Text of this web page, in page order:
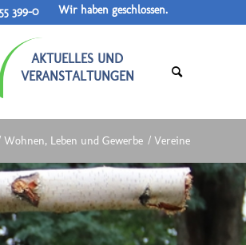
399-0 Wir haben geschlossen.
AKTUELLES UND
VERANSTALTUNGEN
Wohnen, Leben und Gewerbe / Vereine